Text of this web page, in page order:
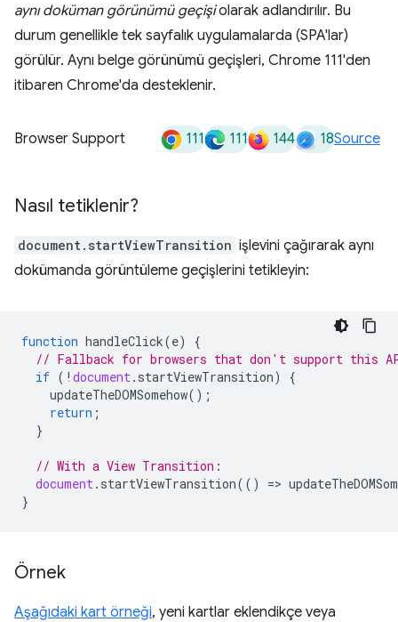
aynı doküman görünümü geçişiolarak adlandırılır. Bu
durum genellikle tek sayfalık uygulamalarda (SPA'lar)
görülür. Aynı belge görünümü geçişleri, Chrome 111'den
itibaren Chrome'da desteklenir.
Browser Support 111 111 144 18Source
Nasıl tetiklenir?
document.startViewTransition işlevini çağırarak aynı
dokümanda görüntüleme geçişlerini tetikleyin:
function handleClick(e)
{
// Fallback for browsers that don't support this
if ( ! document. startViewTransition)
{
updateTheDOMSomehow();
return ;
}
// With a View Transition:
document. startViewTransition(() =>
}
Örnek
Aşağıdaki kart örneği, yeni kartlar eklendikçe veya